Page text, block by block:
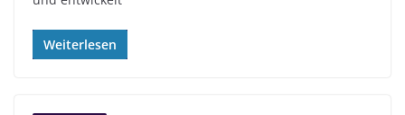
Weiterlesen